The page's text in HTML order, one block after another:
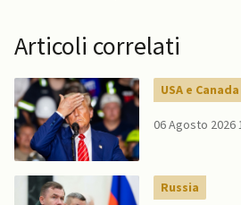
Articoli correlati
USA e Canada
06 Agosto 2026
Russia